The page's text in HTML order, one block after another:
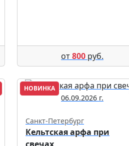
от800 руб.
НОВИНКА
06.09.2026 г.
Санкт-Петербург
Кельтская арфа при